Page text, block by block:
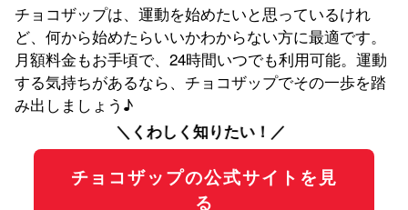
チョコザップは、運動を始めたいと思っているけれ
ど、何から始めたらいいかわからない方に最適です。
月額料金もお手頃で、24時間いつでも利用可能。運動
する気持ちがあるなら、チョコザップでその一歩を踏
み出しましょう♪
＼くわしく知りたい！／
チョコザップの公式サイトを見
る